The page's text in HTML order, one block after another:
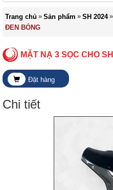
Trang chủ » Sản phẩm » SH 2024 »
ĐEN BÓNG
MẶT NẠ 3 SỌC CHO
Đặt hàng
Chi tiết